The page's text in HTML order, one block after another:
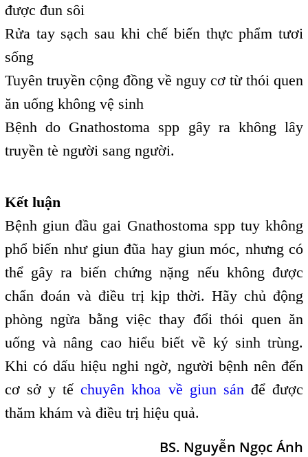
được đun sôi
Rửa tay sạch sau khi chế biến thực phẩm tươi
sống
Tuyên truyền cộng đồng về nguy cơ từ thói quen
ăn uống không vệ sinh
Bệnh do Gnathostoma spp gây ra không lây
truyền tè người sang người.
Kết luận
Bệnh giun đầu gai Gnathostoma spp tuy không
phổ biến như giun đũa hay giun móc, nhưng có
thể gây ra biến chứng nặng nếu không được
chẩn đoán và điều trị kịp thời. Hãy chủ động
phòng ngừa bằng việc thay đổi thói quen ăn
uống và nâng cao hiểu biết về ký sinh trùng.
Khi có dấu hiệu nghi ngờ, người bệnh nên đến
cơ sở y tếchuyên khoa về giun sán để được
thăm khám và điều trị hiệu quả.
BS. Nguyễn Ngọc Ánh